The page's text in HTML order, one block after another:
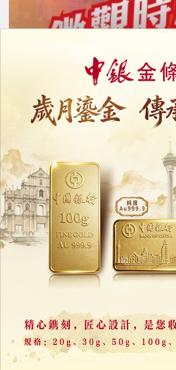
封關運作兩週年
20/01/2026 13539
18/09/2025 41159